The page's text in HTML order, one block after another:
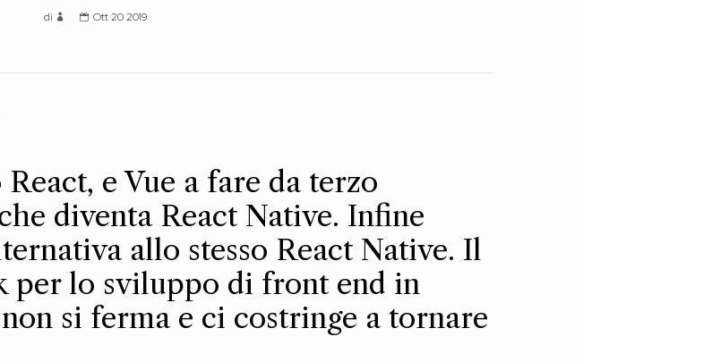
di Ott 20 2019
e Vue a fare da terzo
diventa React Native. Infine
allo stesso React Native. Il
per lo sviluppo di front end in
si ferma e ci costringe a tornare